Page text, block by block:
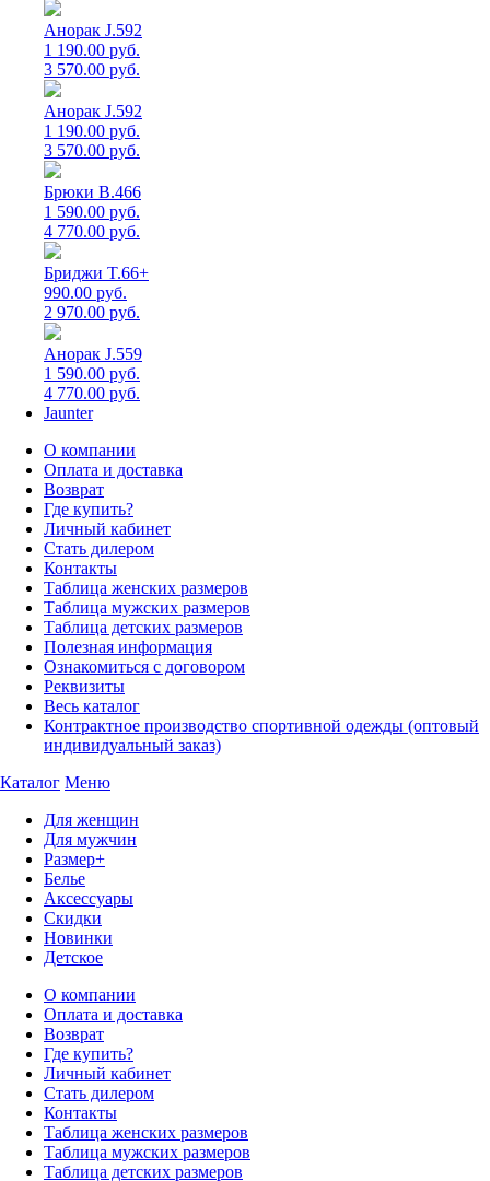
Анорак J.592
1 190.00 руб.
3 570.00 руб.
Анорак J.592
1 190.00 руб.
3 570.00 руб.
Брюки B.466
1 590.00 руб.
4 770.00 руб.
Бриджи T.66+
990.00 руб.
2 970.00 руб.
Анорак J.559
1 590.00 руб.
4 770.00 руб.
Jaunter
О компании
Оплата и доставка
Возврат
Где купить?
Личный кабинет
Стать дилером
Контакты
Таблица женских размеров
Таблица мужских размеров
Таблица детских размеров
Полезная информация
Ознакомиться с договором
Реквизиты
Весь каталог
Контрактное производство спортивной одежды (оптовый
индивидуальный заказ)
Каталог Меню
Для женщин
Для мужчин
Размер+
Белье
Аксессуары
Скидки
Новинки
Детское
О компании
Оплата и доставка
Возврат
Где купить?
Личный кабинет
Стать дилером
Контакты
Таблица женских размеров
Таблица мужских размеров
Таблица детских размеров